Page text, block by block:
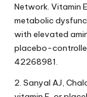
Network. Vitamin
metabolic
with elevated
placebo-
42268981.
2. Sanyal AJ,